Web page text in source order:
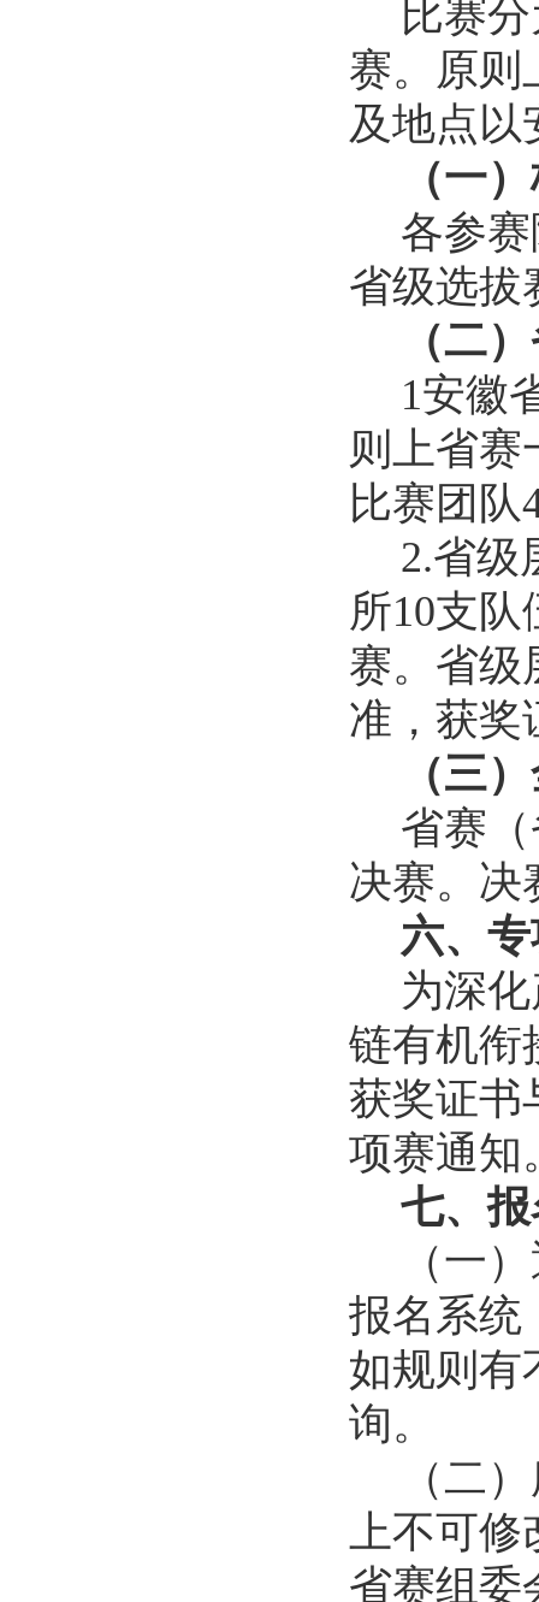
比赛
赛。原则
及地点以
（一
各参
省级选拔
（二
1安徽
则上省赛
比赛团队
2.省级
所10支
赛。省级
准，获奖
（三
省赛
决赛。决
六、
为深
链有机衔
获奖证书
项赛通知
七、
（一
报名系统
如规则有
询。
（二
上不可修
省赛组委